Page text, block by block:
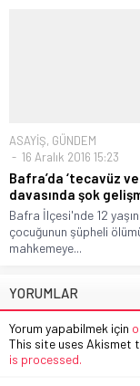
ASAYİŞ, GÜNDEM
16 Aralık 2016 15:23
Bafra’da ‘tecavüz
davasında şok
Bafra İlçesi'nde 12
çocuğunun şüpheli
mahkemeye...
YORUMLAR
Yorum yapabilmek için
This site uses Akismet
is processed.